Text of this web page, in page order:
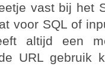
vast bij het
voor SQL of
altijd een
URL gebruik